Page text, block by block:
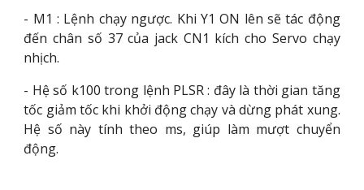
- M1 : Lệnh chạy ngược. Khi Y1 ON lên sẽ tác động
đến chân số 37 của jack CN1 kích cho Servo chạy
nhịch.
- Hệ số k100 trong lệnh PLSR : đây là thời gian tăng
tốc giảm tốc khi khởi động chạy và dừng phát xung.
Hệ số này tính theo ms, giúp làm mượt chuyển
động.